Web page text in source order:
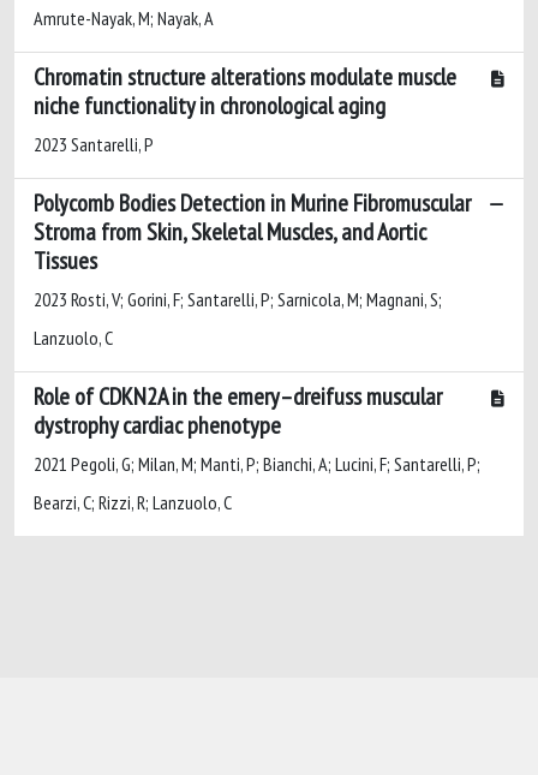
Amrute-Nayak, M; Nayak, A
Chromatin structure alterations modulate muscle
niche functionality in chronological aging
2023 Santarelli, P
Polycomb Bodies Detection in Murine Fibromuscular
Stroma from Skin, Skeletal Muscles, and Aortic
Tissues
2023 Rosti, V; Gorini, F; Santarelli, P; Sarnicola, M; Magnani, S;
Lanzuolo, C
Role of CDKN2A in the emery–dreifuss muscular
dystrophy cardiac phenotype
2021 Pegoli, G; Milan, M; Manti, P; Bianchi, A; Lucini, F; Santarelli, P;
Bearzi, C; Rizzi, R; Lanzuolo, C